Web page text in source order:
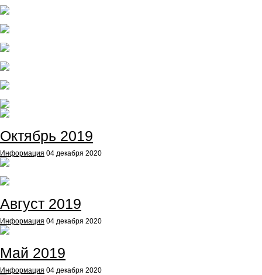
Октябрь 2019
Информация 04 декабря 2020
Август 2019
Информация 04 декабря 2020
Май 2019
Информация 04 декабря 2020